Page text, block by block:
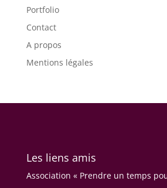
Portfolio
Contact
A propos
Mentions légales
Les liens amis
Association « Prendre un temps